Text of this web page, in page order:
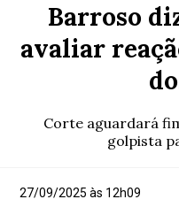
Barroso
avaliar
Corte aguardará
golpista
27/09/2025 às 12h09